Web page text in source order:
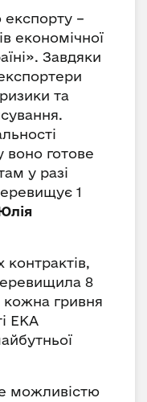
експорту –
економічної
Завдяки
та
воно готове
у разі
1
8
гривня
ЕКА
можливістю